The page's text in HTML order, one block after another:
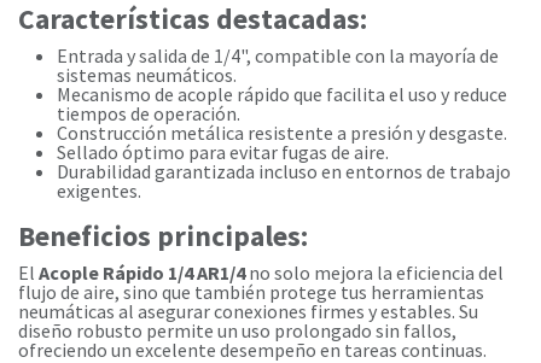
Características destacadas:
Entrada y salida de 1/4", compatible con la mayoría de
sistemas neumáticos.
Mecanismo de acople rápido que facilita el uso y reduce
tiempos de operación.
Construcción metálica resistente a presión y desgaste.
Sellado óptimo para evitar fugas de aire.
Durabilidad garantizada incluso en entornos de trabajo
exigentes.
Beneficios principales:
El Acople Rápido 1/4 AR1/4no solo mejora la eficiencia del
flujo de aire, sino que también protege tus herramientas
neumáticas al asegurar conexiones firmes y estables. Su
diseño robusto permite un uso prolongado sin fallos,
ofreciendo un excelente desempeño en tareas continuas.